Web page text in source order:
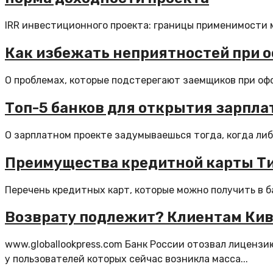
IRR инвестиционного проекта: границы
Как избежать неприятностей при
О проблемах, которые подстерегают заемщиков при
Топ-5 банков для открытия
О зарплатном проекте задумываешься тогда, когда
Преимущества кредитной карты
Перечень кредитных карт, которые можно получить в
Возврату подлежит? Клиентам
www.globallookpress.com Банк России отозвал
у пользователей которых сейчас возникла масса...